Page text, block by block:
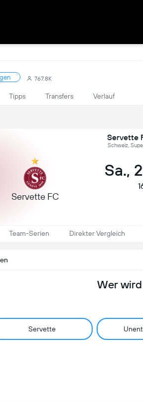
767.8K
Tipps Transfers Verlauf
Servette
Schweiz,
Servette FC
Sa.,
Team-Serien Direkter Vergleich
Wer
Servette